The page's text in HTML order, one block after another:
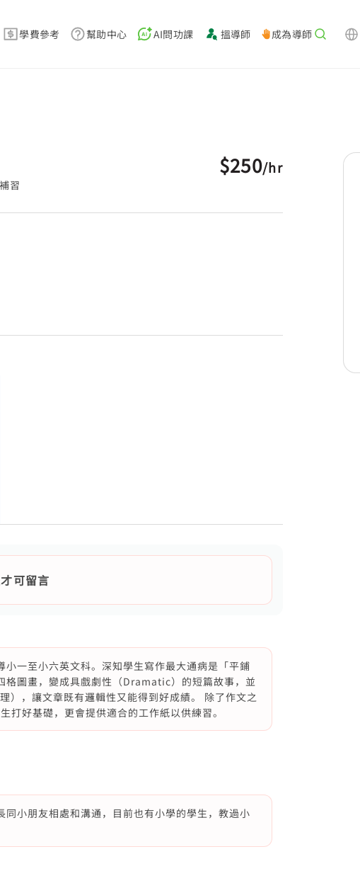
學費參考 幫助中心 AI問功課 搵導師 成為導師
習
$250/hr
可留言
一至小六英文科。深知學生寫作最大通病是「平鋪
格圖畫，變成具戲劇性（Dramatic）的短篇故事，並
，讓文章既有邏輯性又能得到好成績。 除了作文之
好基礎，更會提供適合的工作紙以供練習。
小朋友相處和溝通，目前也有小學的學生，教過小